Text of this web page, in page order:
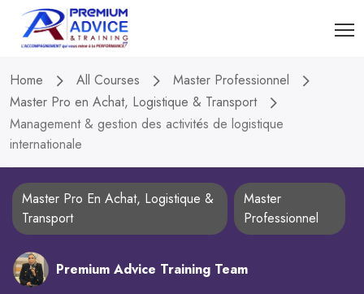
Home All Courses
Master Professionnel
Master Pro en Achat, Logistique & Transport
Management & gestion des activités de logistique
internationale
Premium Advice Training Team
Master Pro En Achat, Logistique &
Transport
Master
Professionnel